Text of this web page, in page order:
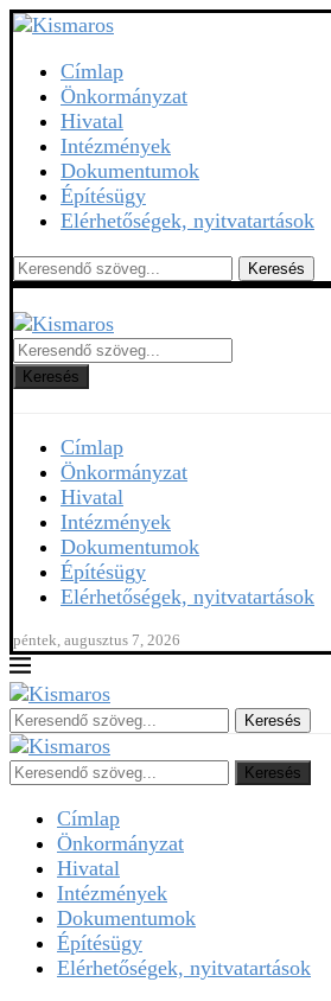
Címlap
Önkormányzat
Hivatal
Intézmények
Dokumentumok
Építésügy
Elérhetőségek, nyitvatartások
Keresés
Keresés
Címlap
Önkormányzat
Hivatal
Intézmények
Dokumentumok
Építésügy
Elérhetőségek, nyitvatartások
péntek, augusztus 7, 2026
Keresés
Keresés
Címlap
Önkormányzat
Hivatal
Intézmények
Dokumentumok
Építésügy
Elérhetőségek, nyitvatartások